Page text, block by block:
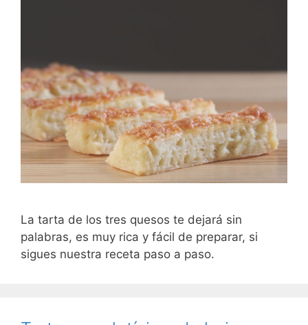
La tarta de los tres quesos te dejará sin
palabras, es muy rica y fácil de preparar, si
sigues nuestra receta paso a paso.